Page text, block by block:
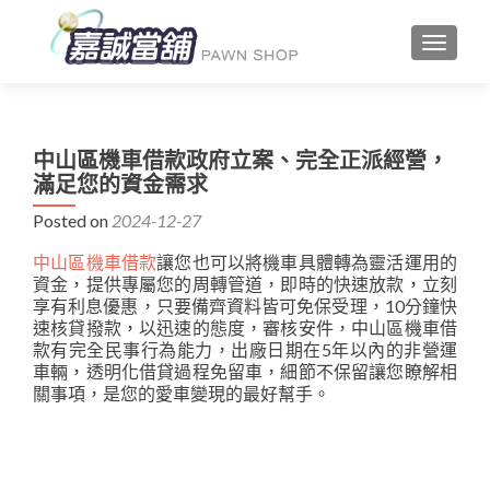
中山區機車借款政府立案、完全正派經營，
滿足您的資金需求
Posted on 2024-12-27
中山區機車借款讓您也可以將機車具體轉為靈活運用的
資金，提供專屬您的周轉管道，即時的快速放款，立刻
享有利息優惠，只要備齊資料皆可免保受理，10分鐘快
速核貸撥款，以迅速的態度，審核安件，中山區機車借
款有完全民事行為能力，出廠日期在5年以內的非營運
車輛，透明化借貸過程免留車，細節不保留讓您瞭解相
關事項，是您的愛車變現的最好幫手。